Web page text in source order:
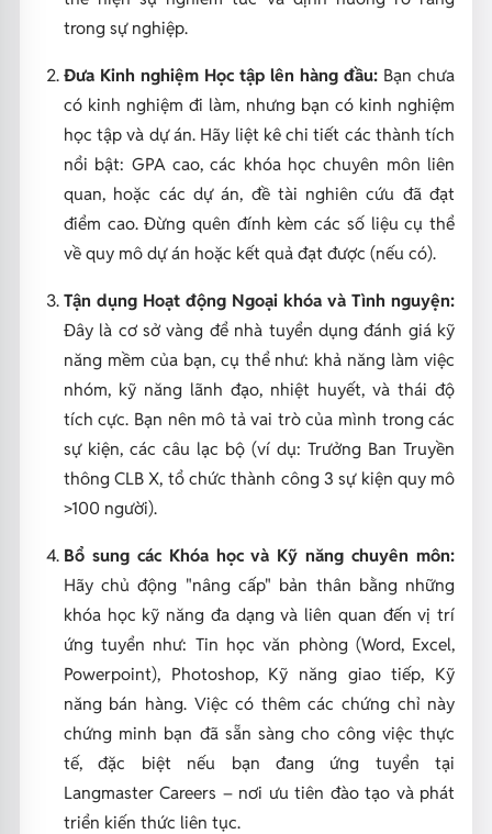
trong sự nghiệp.
Đưa Kinh nghiệm Học tập lên hàng đầu: Bạn chưa
có kinh nghiệm đi làm, nhưng bạn có kinh nghiệm
học tập và dự án. Hãy liệt kê chi tiết các thành tích
nổi bật: GPA cao, các khóa học chuyên môn liên
quan, hoặc các dự án, đề tài nghiên cứu đã đạt
điểm cao. Đừng quên đính kèm các số liệu cụ thể
về quy mô dự án hoặc kết quả đạt được (nếu có).
Tận dụng Hoạt động Ngoại khóa và Tình nguyện:
Đây là cơ sở vàng để nhà tuyển dụng đánh giá kỹ
năng mềm của bạn, cụ thể như: khả năng làm việc
nhóm, kỹ năng lãnh đạo, nhiệt huyết, và thái độ
tích cực. Bạn nên mô tả vai trò của mình trong các
sự kiện, các câu lạc bộ (ví dụ: Trưởng Ban Truyền
thông CLB X, tổ chức thành công 3 sự kiện quy mô
>100 người).
Bổ sung các Khóa học và Kỹ năng chuyên môn:
Hãy chủ động "nâng cấp" bản thân bằng những
khóa học kỹ năng đa dạng và liên quan đến vị trí
ứng tuyển như: Tin học văn phòng (Word, Excel,
Powerpoint), Photoshop, Kỹ năng giao tiếp, Kỹ
năng bán hàng. Việc có thêm các chứng chỉ này
chứng minh bạn đã sẵn sàng cho công việc thực
tế, đặc biệt nếu bạn đang ứng tuyển tại
Langmaster Careers – nơi ưu tiên đào tạo và phát
triển kiến thức liên tục.